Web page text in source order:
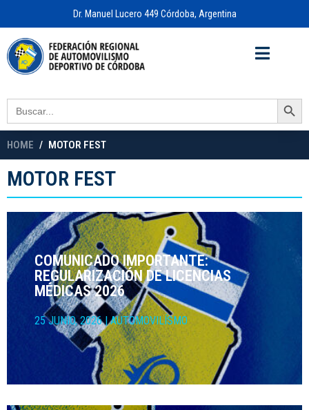
Dr. Manuel Lucero 449 Córdoba, Argentina
Search
for:
Search Button
HOME MOTOR FEST
MOTOR FEST
COMUNICADO IMPORTANTE:
REGULARIZACIÓN DE LICENCIAS
MÉDICAS 2026
25 JUNIO, 2026 | AUTOMOVILÍSMO